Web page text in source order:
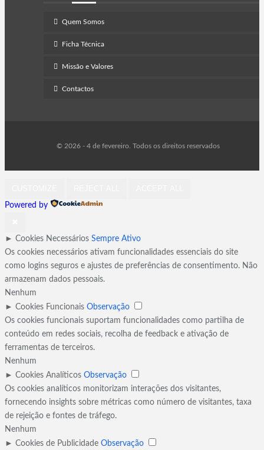
Quem Somos
Ficha Técnica
Missão e Valores
Contactos
© 2026 - 4 de fevereiro. Todos os direitos reservados
Powered by
► Cookies Necessários Sempre Ativo
Os cookies necessários ativam funcionalidades essenciais do site
como logins seguros e ajustes de preferências de consentimento. Não
armazenam dados pessoais.
Nenhum
► Cookies Funcionais Observação
Os cookies funcionais suportam funcionalidades como partilha de
conteúdo em redes sociais, recolha de feedback e ativação de
ferramentas de terceiros.
Nenhum
► Cookies Analíticos Observação
Os cookies analíticos monitorizam interações dos visitantes,
fornecendo insights sobre métricas como número de visitantes, taxa
de rejeição e fontes de tráfego.
Nenhum
► Cookies de Publicidade Observação